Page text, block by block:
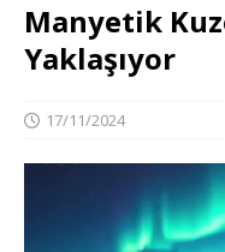
Manyetik
Yaklaşıyor
17/11/2024